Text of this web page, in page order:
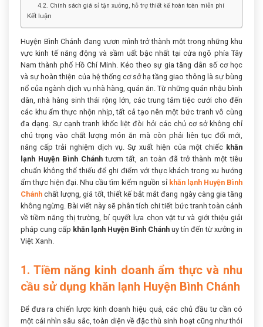
4.2. Chính sách giá sỉ tận xưởng, hỗ trợ thiết kế hoàn toàn miễn phí
Kết luận
Huyện Bình Chánh đang vươn mình trở thành một trong những khu
vực kinh tế năng động và sầm uất bậc nhất tại cửa ngõ phía Tây
Nam thành phố Hồ Chí Minh. Kéo theo sự gia tăng dân số cơ học
và sự hoàn thiện của hệ thống cơ sở hạ tầng giao thông là sự bùng
nổ của ngành dịch vụ nhà hàng, quán ăn. Từ những quán nhậu bình
dân, nhà hàng sinh thái rộng lớn, các trung tâm tiệc cưới cho đến
các khu ẩm thực nhộn nhịp, tất cả tạo nên một bức tranh vô cùng
đa dạng. Sự cạnh tranh khốc liệt đòi hỏi các chủ cơ sở không chỉ
chú trọng vào chất lượng món ăn mà còn phải liên tục đổi mới,
nâng cấp trải nghiệm dịch vụ. Sự xuất hiện của một chiếc khăn
lạnh Huyện Bình Chánh tươm tất, an toàn đã trở thành một tiêu
chuẩn không thể thiếu để ghi điểm với thực khách trong xu hướng
ẩm thực hiện đại. Nhu cầu tìm kiếm nguồn sỉ khăn lạnh Huyện Bình
Chánh chất lượng, giá tốt, thiết kế bắt mắt đang ngày càng gia tăng
không ngừng. Bài viết này sẽ phân tích chi tiết bức tranh toàn cảnh
về tiềm năng thị trường, bí quyết lựa chọn vật tư và giới thiệu giải
pháp cung cấp khăn lạnh Huyện Bình Chánh uy tín đến từ xưởng in
Việt Xanh.
1. Tiềm năng kinh doanh ẩm thực và nhu
cầu sử dụng khăn lạnh Huyện Bình Chánh
Để đưa ra chiến lược kinh doanh hiệu quả, các chủ đầu tư cần có
một cái nhìn sâu sắc, toàn diện về đặc thù sinh hoạt cũng như thói